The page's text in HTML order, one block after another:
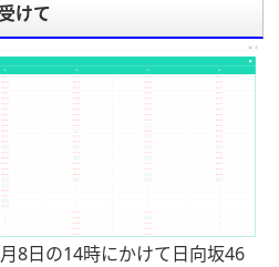
けて
8日の14時にかけて日向坂46